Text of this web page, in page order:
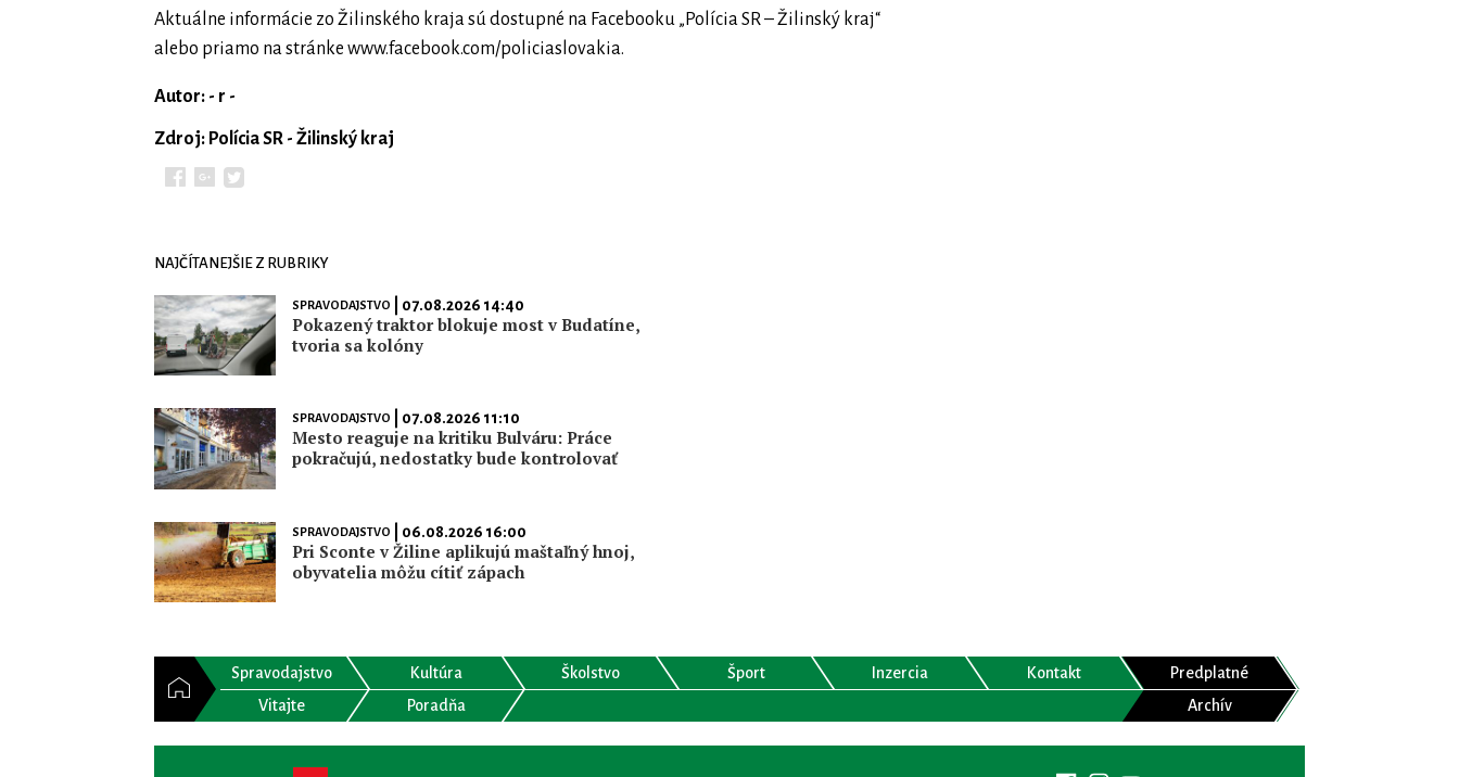
Aktuálne informácie zo Žilinského kraja sú dostupné na Facebooku „Polícia SR – Žilinský kraj“
alebo priamo na stránke www.facebook.com/policiaslovakia.
Autor: - r -
Zdroj: Polícia SR - Žilinský kraj
NAJČÍTANEJŠIE Z RUBRIKY
SPRAVODAJSTVO | 07.08.2026 14:40
Pokazený traktor blokuje most v Budatíne,
tvoria sa kolóny
SPRAVODAJSTVO | 07.08.2026 11:10
Mesto reaguje na kritiku Bulváru: Práce
pokračujú, nedostatky bude kontrolovať
SPRAVODAJSTVO | 06.08.2026 16:00
Pri Sconte v Žiline aplikujú maštaľný hnoj,
obyvatelia môžu cítiť zápach
Spravodajstvo Kultúra Školstvo Šport Inzercia Kontakt
Predplatné
Vitajte
Poradňa Archív